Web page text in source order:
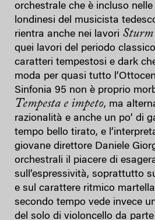
orchestrale che è incluso
londinesi del musicista
rientra anche nei lavori
quei lavori del periodo
caratteri tempestosi e dark
moda per quasi tutto
Sinfonia 95 non è proprio
Tempesta e impeto, ma
razionalità e anche un po’ di
tempo bello tirato, e
giovane direttore Daniele
orchestrali il piacere di
sull’espressività, soprattutto
e sul carattere ritmico
secondo tempo vede invece
del solo di violoncello da